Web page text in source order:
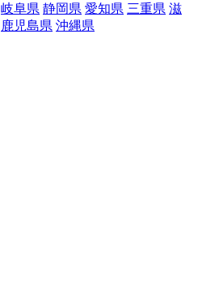
岐阜県 静岡県 愛知県 三重県 滋
鹿児島県 沖縄県